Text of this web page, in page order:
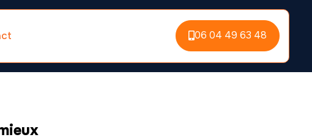
06 04 49 63 48